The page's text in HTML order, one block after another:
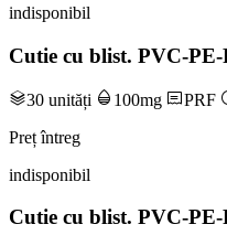
indisponibil
Cutie cu blist. PVC-
30 unități 100mg PRF
Preț întreg
indisponibil
Cutie cu blist. PVC-